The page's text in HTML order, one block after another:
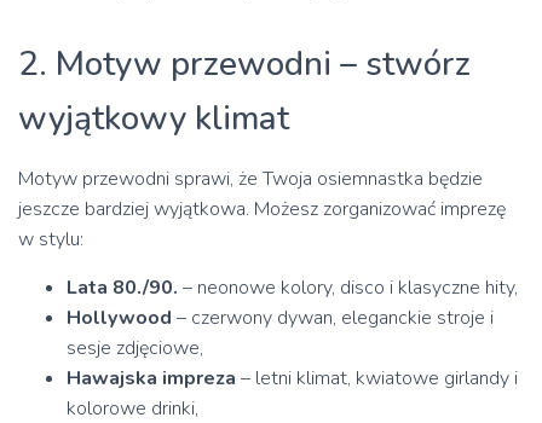
2. Motyw przewodni – stwórz
wyjątkowy klimat
Motyw przewodni sprawi, że Twoja osiemnastka będzie
jeszcze bardziej wyjątkowa. Możesz zorganizować imprezę
w stylu:
Lata 80./90. – neonowe kolory, disco i klasyczne hity,
Hollywood – czerwony dywan, eleganckie stroje i
sesje zdjęciowe,
Hawajska impreza – letni klimat, kwiatowe girlandy i
kolorowe drinki,